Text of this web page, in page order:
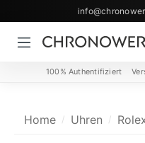
Zum Hauptinhalt springen
100% Authentifiziert
Home Uhren